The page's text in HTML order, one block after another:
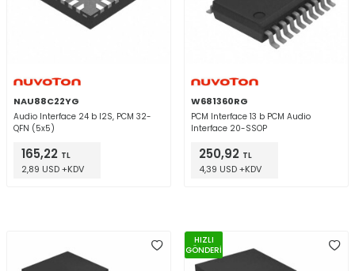
NAU88C22YG
Audio Interface 24 b I2S, PCM 32-
QFN (5x5)
165,22 TL
2,89 USD +KDV
W681360RG
PCM Interface 13 b PCM Audio
Interface 20-SSOP
250,92 TL
4,39 USD +KDV
HIZLI
GÖNDERİ